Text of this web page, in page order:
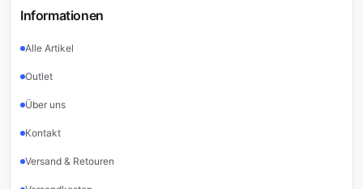
Informationen
Alle Artikel
Outlet
Über uns
Kontakt
Versand & Retouren